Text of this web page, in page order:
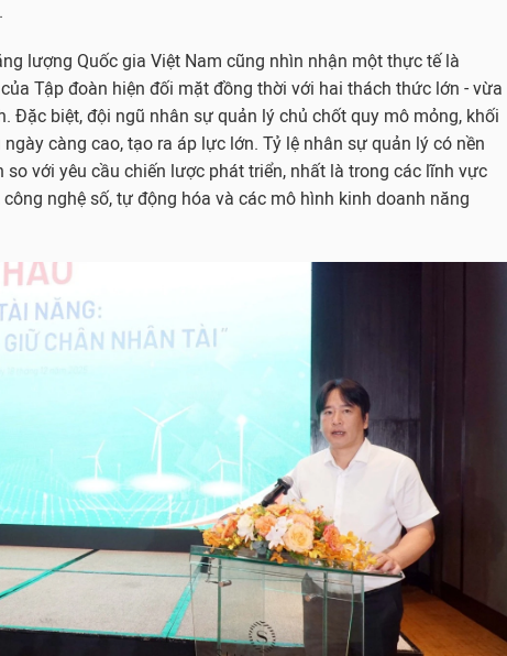
lượng Quốc gia Việt Nam cũng nhìn nhận một thực tế là
Tập đoàn hiện đối mặt đồng thời với hai thách thức lớn - vừa
Đặc biệt, đội ngũ nhân sự quản lý chủ chốt quy mô mỏng, khối
càng cao, tạo ra áp lực lớn. Tỷ lệ nhân sự quản lý có nền
với yêu cầu chiến lược phát triển, nhất là trong các lĩnh vực
nghệ số, tự động hóa và các mô hình kinh doanh năng